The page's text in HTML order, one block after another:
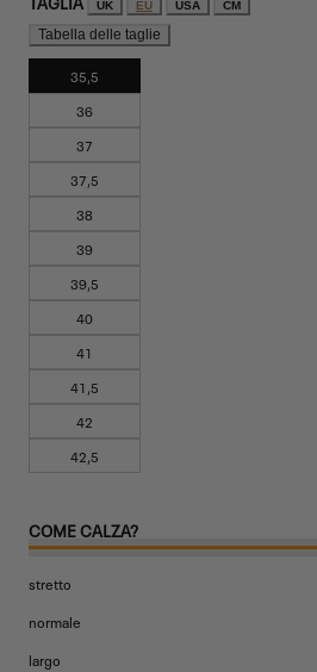
UK EU USA CM
Tabella delle taglie
35,5
36
37
37,5
38
39
39,5
40
41
41,5
42
42,5
COME CALZA?
stretto
normale
largo